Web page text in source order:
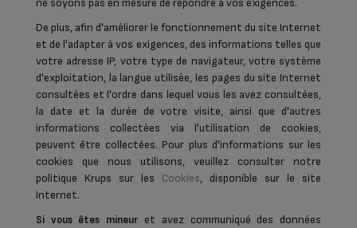
ne soyons pas en mesure de répondre à vos exigences.
De plus, afin d'améliorer le fonctionnement du site Internet
et de l'adapter à vos exigences, des informations telles que
votre adresse IP, votre type de navigateur, votre système
d'exploitation, la langue utilisée, les pages du site Internet
consultées et l'ordre dans lequel vous les avez consultées,
la date et la durée de votre visite, ainsi que d'autres
informations collectées via l'utilisation de cookies,
peuvent être collectées. Pour plus d'informations sur les
cookies que nous utilisons, veuillez consulter notre
politique Krups sur les Cookies, disponible sur le site
Internet.
Si vous êtes mineur et avez communiqué des données